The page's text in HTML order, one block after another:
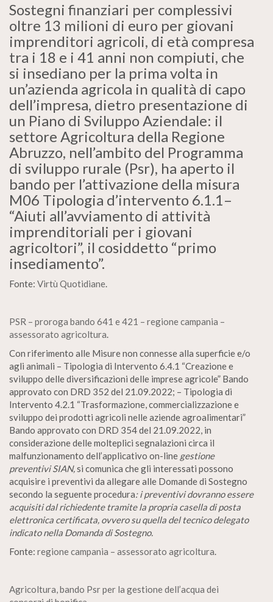
Sostegni finanziari per complessivi
oltre 13 milioni di euro per giovani
imprenditori agricoli, di età compresa
tra i 18 e i 41 anni non compiuti, che
si insediano per la prima volta in
un’azienda agricola in qualità di capo
dell’impresa, dietro presentazione di
un Piano di Sviluppo Aziendale: il
settore Agricoltura della Regione
Abruzzo, nell’ambito del Programma
di sviluppo rurale (Psr), ha aperto il
bando per l’attivazione della misura
M06 Tipologia d’intervento 6.1.1–
“Aiuti all’avviamento di attività
imprenditoriali per i giovani
agricoltori”, il cosiddetto “primo
insediamento”.
Fonte: Virtù Quotidiane.
PSR – proroga bando 641 e 421 – regione campania –
assessorato agricoltura.
Con riferimento alle Misure non connesse alla superficie e/o
agli animali – Tipologia di Intervento 6.4.1 “Creazione e
sviluppo delle diversificazioni delle imprese agricole” Bando
approvato con DRD 352 del 21.09.2022; – Tipologia di
Intervento 4.2.1 “Trasformazione, commercializzazione e
sviluppo dei prodotti agricoli nelle aziende agroalimentari”
Bando approvato con DRD 354 del 21.09.2022, in
considerazione delle molteplici segnalazioni circa il
malfunzionamento dell’applicativo on-line gestione
preventivi SIAN,si comunica che gli interessati possono
acquisire i preventivi da allegare alle Domande di Sostegno
secondo la seguente procedura: i preventivi dovranno essere
acquisiti dal richiedente tramite la propria casella di posta
elettronica certificata, ovvero su quella del tecnico delegato
indicato nella Domanda di Sostegno.
Fonte: regione campania – assessorato agricoltura.
Agricoltura, bando Psr per la gestione dell’acqua dei